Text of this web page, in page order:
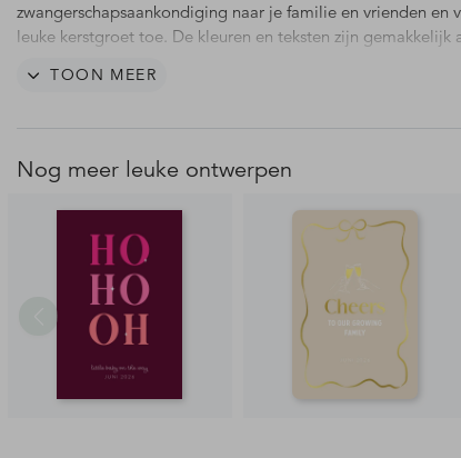
zwangerschapsaankondiging naar je familie en vrienden en
leuke kerstgroet toe. De kleuren en teksten zijn gemakkelijk
TOON MEER
Nog meer leuke ontwerpen